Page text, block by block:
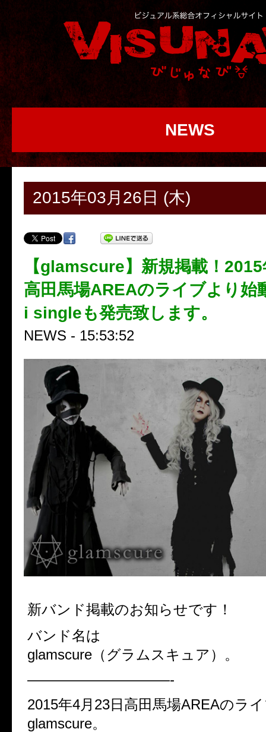
NEWS
2015年03月26日 (木)
【glamscure】新規掲載！
高田馬場AREAのライブより始
i singleも発売致します。
NEWS - 15:53:52
新バンド掲載のお知らせです！
バンド名は
glamscure（グラムスキュア）。
——————————-
2015年4月23日高田馬場AREAのラ
glamscure。